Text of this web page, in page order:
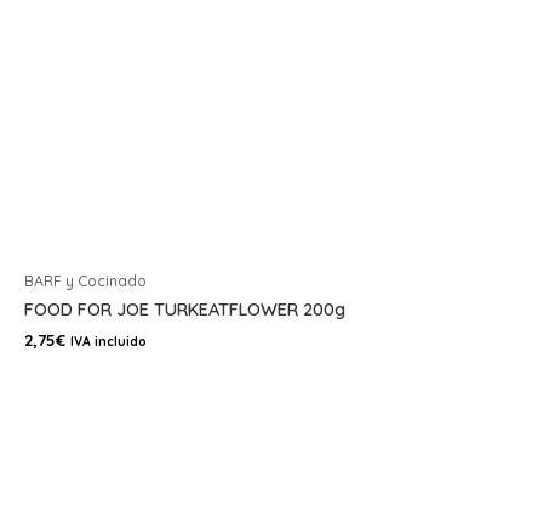
BARF y Cocinado
FOOD FOR JOE TURKEATFLOWER 200g
2,75€ IVA incluido